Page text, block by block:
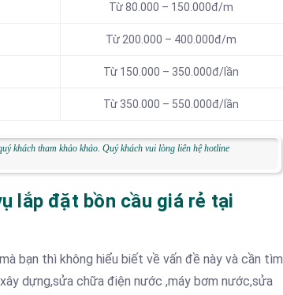
Từ 80.000 – 150.000đ/m
Từ 200.000 – 400.000đ/m
Từ 150.000 – 350.000đ/lần
Từ 350.000 – 550.000đ/lần
khách tham khảo khảo. Quý khách vui lòng liên hệ hotline
lắp đặt bồn cầu giá rẻ tại
bạn thì không hiểu biết về vấn đề này và cần tìm
dựng,sửa chữa điện nước ,máy bơm nước,sửa